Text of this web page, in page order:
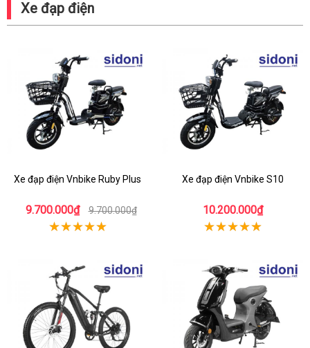
Xe đạp điện
Xe đạp điện Vnbike Ruby Plus
9.700.000₫ 9.700.000₫
Xe đạp điện Vnbike S10
10.200.000₫